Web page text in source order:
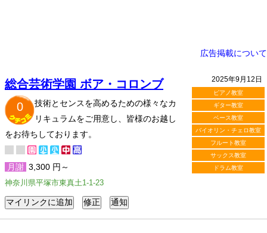
広告掲載について
2025年9月12日
ピアノ教室
ギター教室
ベース教室
バイオリン・チェロ教室
フルート教室
サックス教室
ドラム教室
総合芸術学園 ボア・コロンブ
0
技術とセンスを高めるための様々なカ
リキュラムをご用意し、皆様のお越し
をお待ちしております。
月謝 3,300 円～
神奈川県平塚市東真土1-1-23